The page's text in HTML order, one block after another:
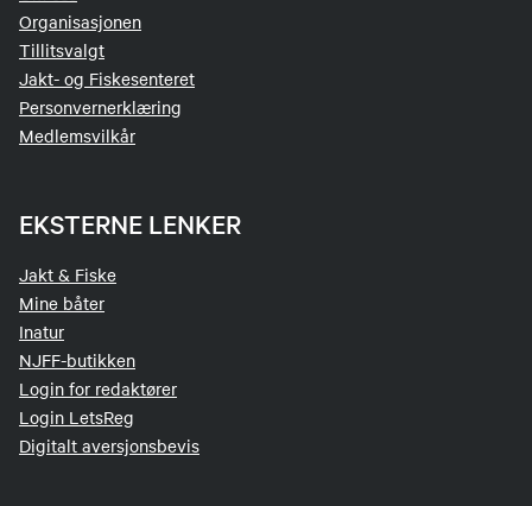
Organisasjonen
Tillitsvalgt
Jakt- og Fiskesenteret
Personvernerklæring
Medlemsvilkår
EKSTERNE LENKER
Jakt & Fiske
Mine båter
Inatur
NJFF-butikken
Login for redaktører
Login LetsReg
Digitalt aversjonsbevis